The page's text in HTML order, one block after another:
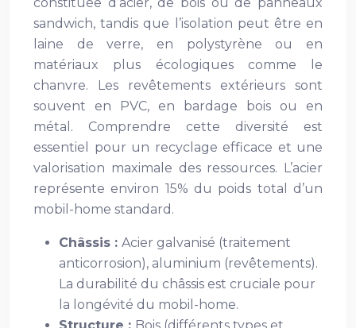
sandwich, tandis que l’isolation peut être en
laine de verre, en polystyrène ou en
matériaux plus écologiques comme le
chanvre. Les revêtements extérieurs sont
souvent en PVC, en bardage bois ou en
métal. Comprendre cette diversité est
essentiel pour un recyclage efficace et une
valorisation maximale des ressources. L’acier
représente environ 15% du poids total d’un
mobil-home standard.
Châssis : Acier galvanisé (traitement
anticorrosion), aluminium (revêtements).
La durabilité du châssis est cruciale pour
la longévité du mobil-home.